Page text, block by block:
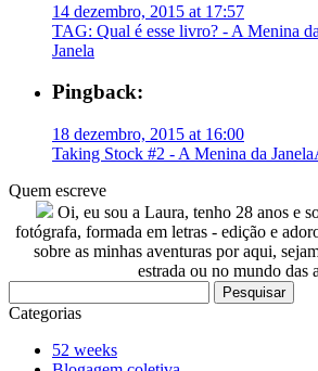
14 dezembro, 2015 at 17:57
TAG: Qual é esse livro? - A Menina
Janela
Pingback:
18 dezembro, 2015 at 16:00
Taking Stock #2 - A Menina da
Quem escreve
Oi, eu sou a Laura, tenho 28 anos e
fotógrafa, formada em letras - edição e
sobre as minhas aventuras por aqui,
estrada ou no mundo das
por:
Categorias
52 weeks